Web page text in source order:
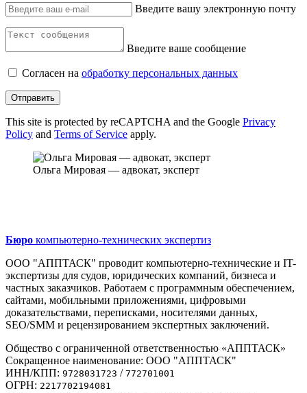
Введите вашу электронную почту
Введите ваше сообщение
Согласен на обработку персональных данных
Отправить
This site is protected by reCAPTCHA and the Google Privacy
Policy and Terms of Service apply.
Ольга Мировая — адвокат, эксперт
Бюро компьютерно-технических экспертиз
ООО "АППТАСК" проводит компьютерно-технические и IT-
экспертизы для судов, юридических компаний, бизнеса и
частных заказчиков. Работаем с программным обеспечением,
сайтами, мобильными приложениями, цифровыми
доказательствами, переписками, носителями данных,
SEO/SMM и рецензированием экспертных заключений.
Общество с ограниченной ответственностью «АППТАСК»
Сокращенное наименование: ООО "АППТАСК"
ИНН/КПП: 9728031723 / 772701001
ОГРН: 2217702194081